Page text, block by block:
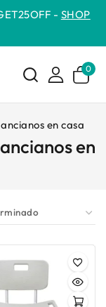
- SHOP
0
en casa
en